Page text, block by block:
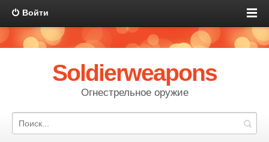
Войти
Soldierweapons
Огнестрельное оружие